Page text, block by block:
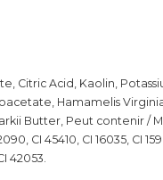
Citric Acid, Kaolin,
Hamamelis
Butter, Peut contenir /
CI 45410, CI 16035, CI
42053.